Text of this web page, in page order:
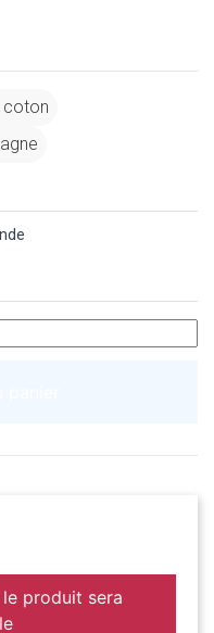
coton
produit sera